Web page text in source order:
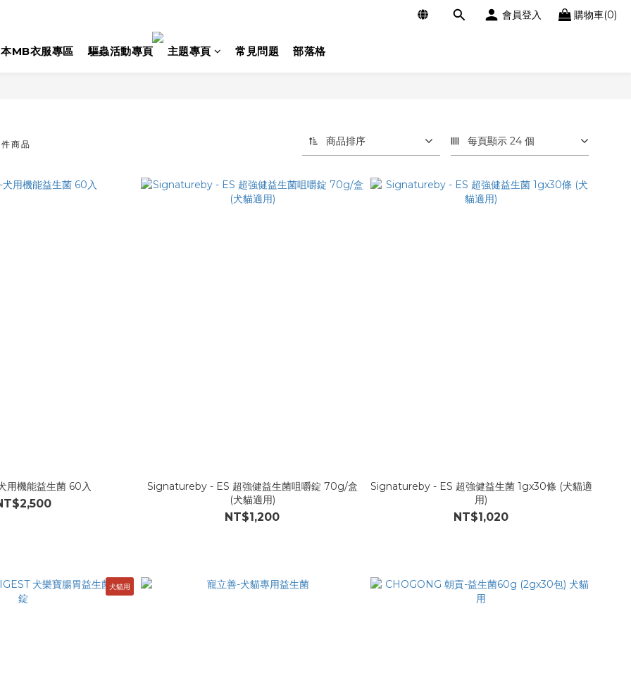
會員登入 購物車(0)
本MB衣服專區 驅蟲活動專頁 主題專頁 常見問題 部落格
商品 商品排序 每頁顯示 24 個
用機能益生菌 60入
Signatureby - ES 超強健益生菌咀嚼錠 70g/盒
(犬貓適用)
NT$1,200
Signatureby - ES 超強健益生菌 1gx30條 (犬貓適
用)
NT$1,020
犬貓用